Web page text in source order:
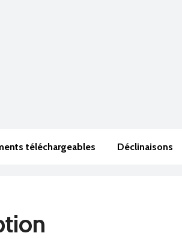
téléchargeables Déclinaisons